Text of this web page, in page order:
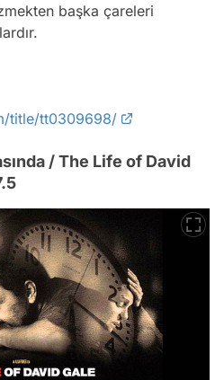
başka çareleri
title/tt0309698/
/ The Life of David